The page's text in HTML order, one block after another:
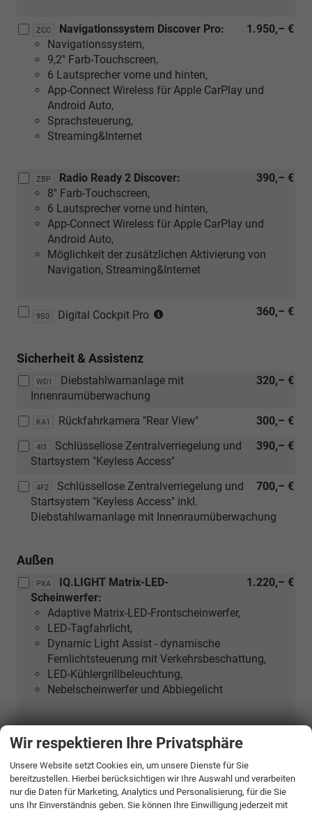
Discover
Pro)
ZCC 1.950,– €
Navigationssystem Discover Pro:
Navigationssystem,
9,2'' Farb-Touchscreen,
6 Lautsprecher vorne und hinten,
App-Connect Wireless für Apple CarPlay und
Android Auto,
Sprachsteuerung,
Streaming&Internet
ZBP 390,– €
Radio Ready 2 Discover:
8'' Farb-Touchscreen,
6 Lautsprecher vorne und hinten,
App-Connect Wireless für Apple CarPlay und
Android Auto,
Möglichkeit der zusätzlichen Aktivierung von
Navigation, Streaming&Internet
9S0 360,– €
Digital Cockpit Pro
[ZBP]
Radio
2
oder
[ZBF]
Navigationssystem
Discover
Pro)
Sicherheit & Assistenz
WD1 320,– €
Diebstahlwarnanlage mit
Innenraumüberwachung
KA1 300,– €
Rückfahrkamera "Rear View"
4I3 390,– €
Schlüssellose Zentralverriegelung und
Startsystem "Keyless Access"
4F2 700,– €
Schlüssellose Zentralverriegelung und
Startsystem "Keyless Access" inkl.
Diebstahlwarnanlage mit Innenraumüberwachung
Außen
PXA 1.220,– €
IQ.LIGHT Matrix-LED-
Scheinwerfer:
Adaptive Matrix-LED-Frontscheinwerfer,
LED-Tagfahrlicht,
Dynamic Light Assist - dynamische
Fernlichtsteuerung mit Verkehrsbeschattung,
LED-Kühlergrillbeleuchtung,
Nebelscheinwerfer und Abbiegelicht
Heckscheibe abgedunkelt
220,– €
Nebelscheinwerfer und Abbiegelicht
Wir respektieren Ihre Privatsphäre
Unsere Website setzt Cookies ein, um unsere Dienste für Sie
bereitzustellen. Hierbei berücksichtigen wir Ihre Auswahl und verarbeiten
nur die Daten für Marketing, Analytics und Personalisierung, für die Sie
uns Ihr Einverständnis geben. Sie können Ihre Einwilligung jederzeit mit